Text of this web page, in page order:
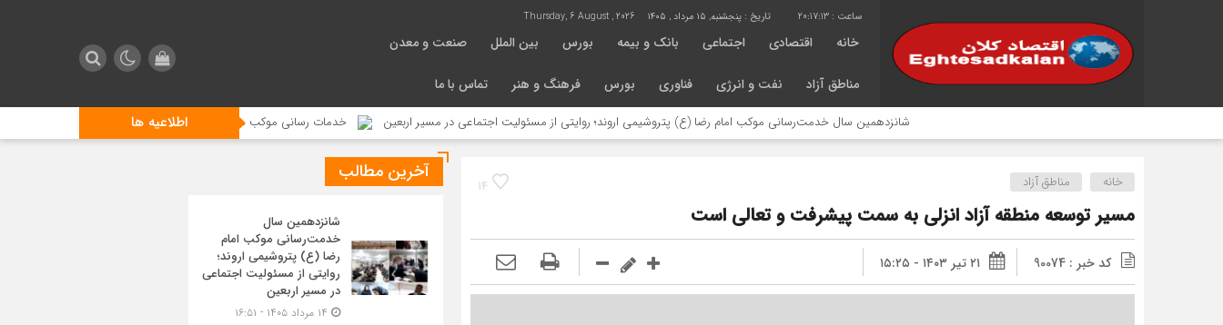
20:17:13 تاریخ : پنجشنبه, ۱۵ مرداد , ۱۴۰۵ Thursday, 6 August , 2026
خانه اقتصادی اجتماعی بانک و بیمه بورس بین الملل صنعت و معدن
مناطق آزاد نفت و انرژی فناوری بورس فرهنگ و هنر تماس با ما
اطلاعیه ها شانزدهمین سال خدمت‌رسانی موکب امام رضا (ع) پتروشیمی اروند؛ روایتی از مسئولیت اجتماعی در مسیر اربعین خدمات رسانی موکب محبان الرضای شهرداری منطقه ۴ در مسیر مشایه
14 خانه مناطق آزاد
مسیر توسعه منطقه آزاد انزلی به سمت پیشرفت و تعالی است
کد خبر : 90074 ۲۱ تیر ۱۴۰۳ - ۱۵:۲۵
آخرین مطالب
شانزدهمین سال
خدمت‌رسانی موکب امام
رضا (ع) پتروشیمی اروند؛
روایتی از مسئولیت اجتماعی
در مسیر اربعین